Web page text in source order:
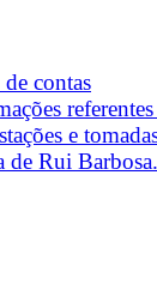
contas
e
de Rui Barbosa.